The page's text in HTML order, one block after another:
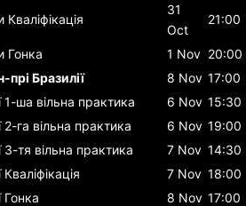
Кваліфікація
31
Oct
21:00
Гонка 1 Nov 20:00
прі Бразилії
8 Nov 17:00
1-ша вільна практика 6 Nov 15:30
2-га вільна практика 6 Nov 19:00
3-тя вільна практика 7 Nov 14:30
Кваліфікація 7 Nov 18:00
Гонка 8 Nov 17:00